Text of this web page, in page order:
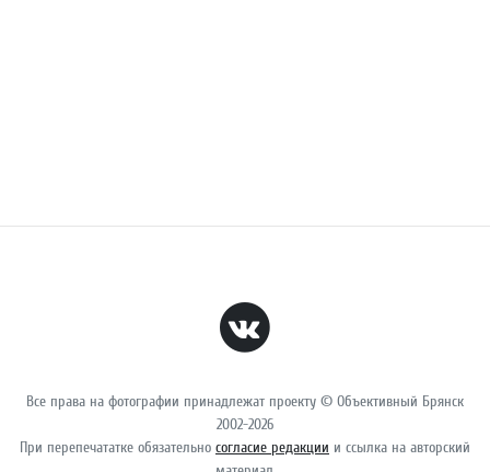
Все права на фотографии принадлежат проекту © Объективный Брянск
2002-2026
При перепечататке обязательно согласие редакции и ссылка на авторский